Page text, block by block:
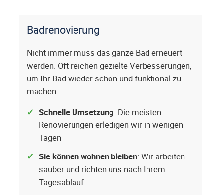
Badrenovierung
Nicht immer muss das ganze Bad erneuert
werden. Oft reichen gezielte Verbesserungen,
um Ihr Bad wieder schön und funktional zu
machen.
Schnelle Umsetzung: Die meisten
Renovierungen erledigen wir in wenigen
Tagen
Sie können wohnen bleiben: Wir arbeiten
sauber und richten uns nach Ihrem
Tagesablauf